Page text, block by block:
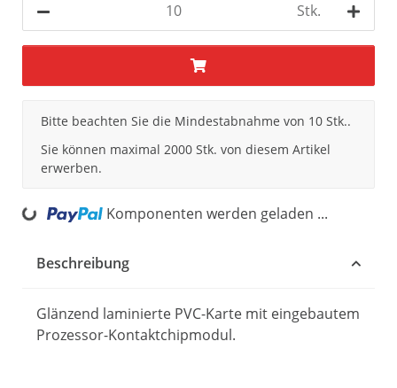
Stk.
x
Bitte beachten Sie die Mindestabnahme von 10 Stk..
Sie können maximal 2000 Stk. von diesem Artikel
erwerben.
Komponenten werden geladen ...
Beschreibung
Glänzend laminierte PVC-Karte mit eingebautem
Prozessor-Kontaktchipmodul.